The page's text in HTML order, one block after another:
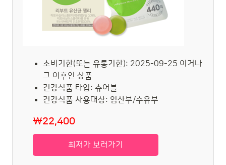
소비기한(또는 유통기한): 2025-09-25 이거나
그 이후인 상품
건강식품 타입: 츄어블
건강식품 사용대상: 임산부/수유부
₩22,400
최저가 보러가기